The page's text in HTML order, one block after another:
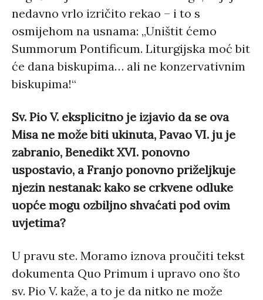
nedavno vrlo izričito rekao – i to s
osmijehom na usnama: „Uništit ćemo
Summorum Pontificum. Liturgijska moć bit
će dana biskupima… ali ne konzervativnim
biskupima!“
Sv. Pio V. eksplicitno je izjavio da se ova
Misa ne može biti ukinuta, Pavao VI. ju je
zabranio, Benedikt XVI. ponovno
uspostavio, a Franjo ponovno priželjkuje
njezin nestanak: kako se crkvene odluke
uopće mogu ozbiljno shvaćati pod ovim
uvjetima?
U pravu ste. Moramo iznova proučiti tekst
dokumenta Quo Primum i upravo ono što
sv. Pio V. kaže, a to je da nitko ne može